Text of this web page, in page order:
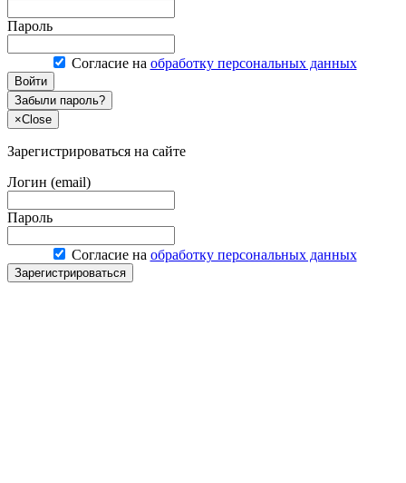
Пароль
Согласие на обработку персональных данных
Войти
Забыли пароль?
×Close
Зарегистрироваться на сайте
Логин (email)
Пароль
Согласие на обработку персональных данных
Зарегистрироваться